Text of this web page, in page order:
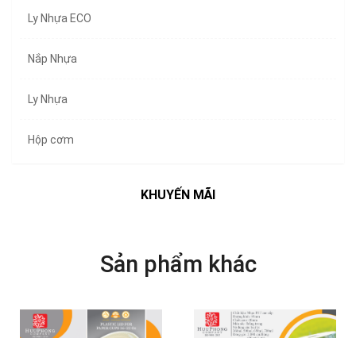
Ly Nhựa ECO
Nắp Nhựa
Ly Nhựa
Hộp cơm
KHUYẾN MÃI
Sản phẩm khác